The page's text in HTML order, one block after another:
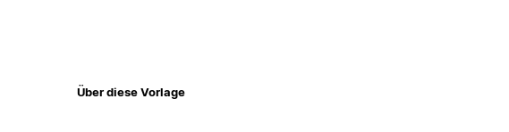
Über diese Vorlage